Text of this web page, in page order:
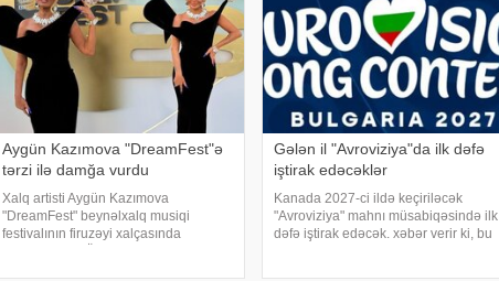
Aygün Kazımova "DreamFest"ə
tərzi ilə damğa vurdu
Xalq artisti Aygün Kazımova
"DreamFest" beynəlxalq musiqi
festivalının firuzəyi xalçasında
Gələn il "Avroviziya"da ilk dəfə
iştirak edəcəklər
Kanada 2027-ci ildə keçiriləcək
"Avroviziya" mahnı müsabiqəsində ilk
dəfə iştirak edəcək. xəbər verir ki, bu